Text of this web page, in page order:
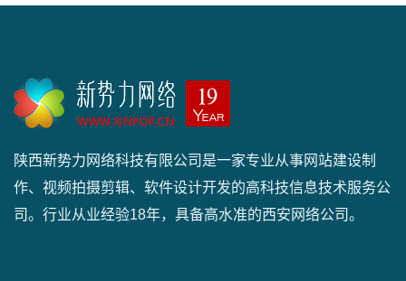
陕西新势力网络科技有限公司是一家专业从事网站建设制
作、视频拍摄剪辑、软件设计开发的高科技信息技术服务公
司。行业从业经验18年，具备高水准的西安网络公司。